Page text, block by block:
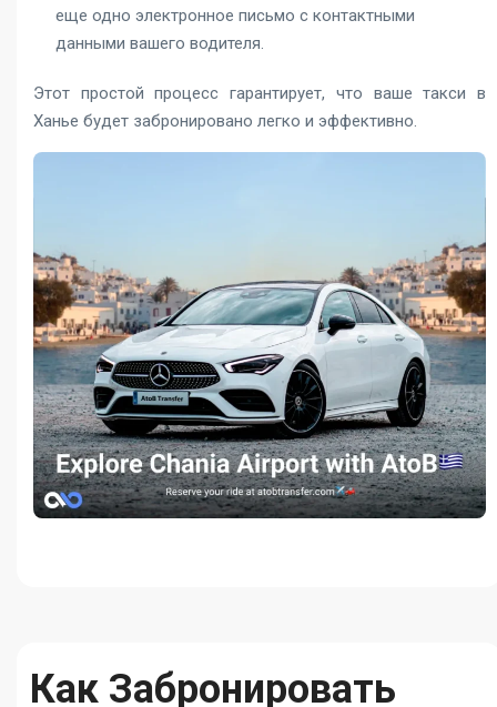
еще одно электронное письмо с контактными
данными вашего водителя.
Этот простой процесс гарантирует, что ваше такси в
Ханье будет забронировано легко и эффективно.
Как Забронировать